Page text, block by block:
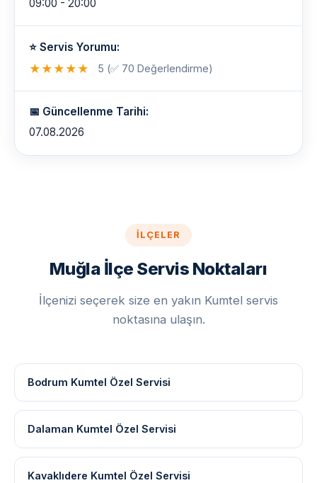
09:00 - 20:00
⭐ Servis Yorumu:
★ ★ ★ ★ ★ 5 (✅ 70 Değerlendirme)
📅 Güncellenme Tarihi:
07.08.2026
İLÇELER
Muğla İlçe Servis Noktaları
İlçenizi seçerek size en yakın Kumtel servis
noktasına ulaşın.
Bodrum Kumtel Özel Servisi
Dalaman Kumtel Özel Servisi
Kavaklıdere Kumtel Özel Servisi